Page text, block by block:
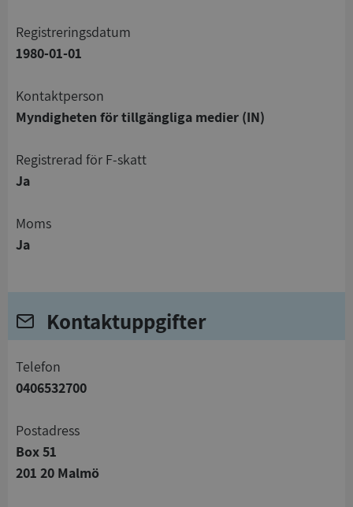
registreringsdatum
1980-01-01
Kontaktperson
Myndigheten för tillgängliga medier (IN)
registrerad för F-skatt
Ja
Moms
Ja
Kontaktuppgifter
telefon
0406532700
Postadress
Box 51
201 20 Malmö